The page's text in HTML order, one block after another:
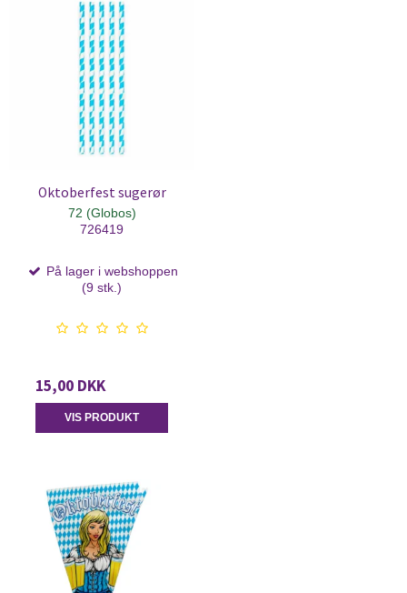
Oktoberfest sugerør
72 (Globos)
726419
På lager i webshoppen
(9 stk.)
15,00 DKK
VIS PRODUKT